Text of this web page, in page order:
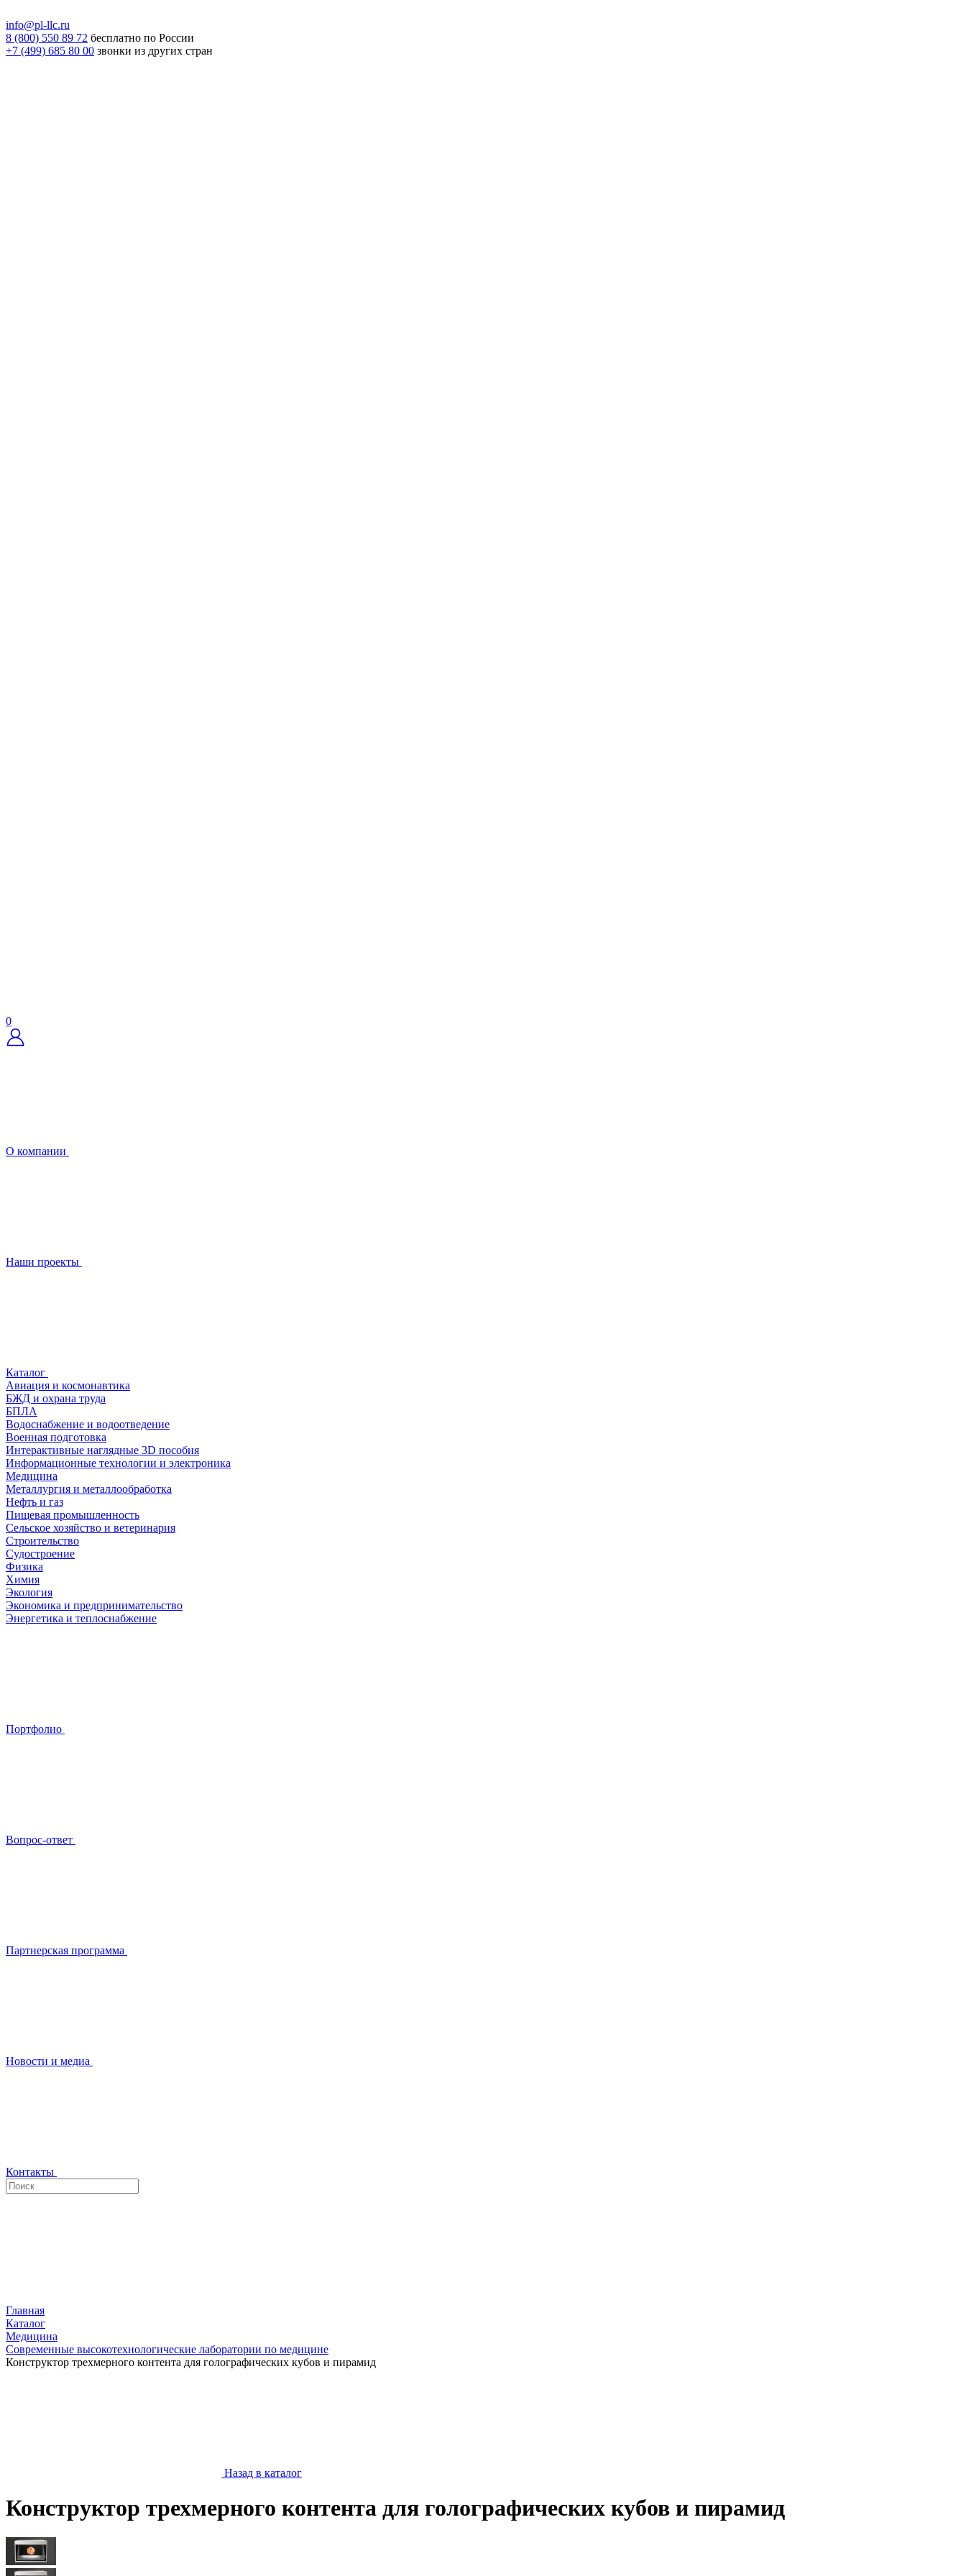
info@pl-llc.ru
8 (800) 550 89 72 бесплатно по России
+7 (499) 685 80 00 звонки из других стран
0
О компании
Наши проекты
Каталог
Авиация и космонавтика
БЖД и охрана труда
БПЛА
Водоснабжение и водоотведение
Военная подготовка
Интерактивные наглядные 3D пособия
Информационные технологии и электроника
Медицина
Металлургия и металлообработка
Нефть и газ
Пищевая промышленность
Сельское хозяйство и ветеринария
Строительство
Судостроение
Физика
Химия
Экология
Экономика и предпринимательство
Энергетика и теплоснабжение
Портфолио
Вопрос-ответ
Партнерская программа
Новости и медиа
Контакты
Главная
Каталог
Медицина
Современные высокотехнологические лаборатории по медицине
Конструктор трехмерного контента для голографических кубов и пирамид
Назад в каталог
Конструктор трехмерного контента для голографических кубов и пирамид